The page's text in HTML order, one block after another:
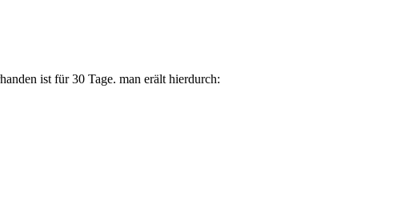
ist für 30 Tage. man erält hierdurch: